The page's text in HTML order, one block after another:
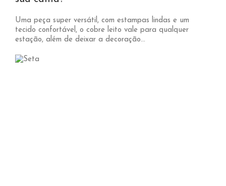
Uma peça super versátil, com estampas lindas e um
tecido confortável, o cobre leito vale para qualquer
estação, além de deixar a decoração...